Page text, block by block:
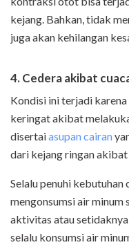
kejang. Bahkan, tidak
juga akan kehilangan
4. Cedera akibat
Kondisi ini terjadi
keringat akibat
disertaiasupan cairan
dari kejang ringan akibat
Selalu penuhi kebutuhan
mengonsumsi air minum
aktivitas atau setidaknya
selalu konsumsi air